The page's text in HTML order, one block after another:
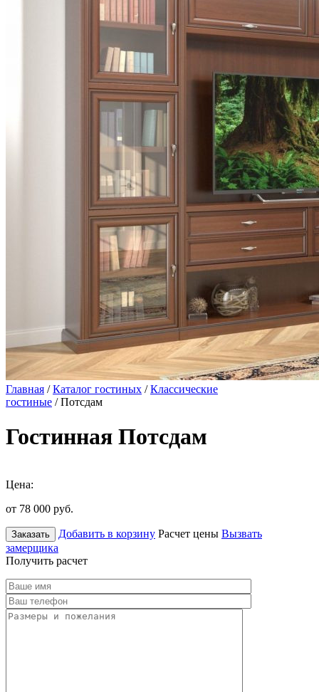
Главная /Каталог гостиных /Классические
гостиные / Потсдам
Гостинная Потсдам
Цена:
от 78 000 руб.
Заказать Добавить в корзину Расчет цены Вызвать
замерщика
Получить расчет